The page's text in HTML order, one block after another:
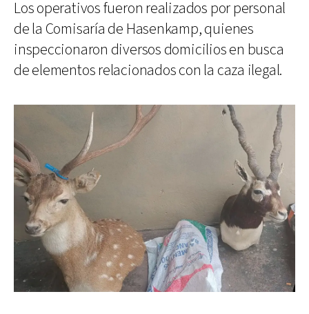
Los operativos fueron realizados por personal
de la Comisaría de Hasenkamp, quienes
inspeccionaron diversos domicilios en busca
de elementos relacionados con la caza ilegal.